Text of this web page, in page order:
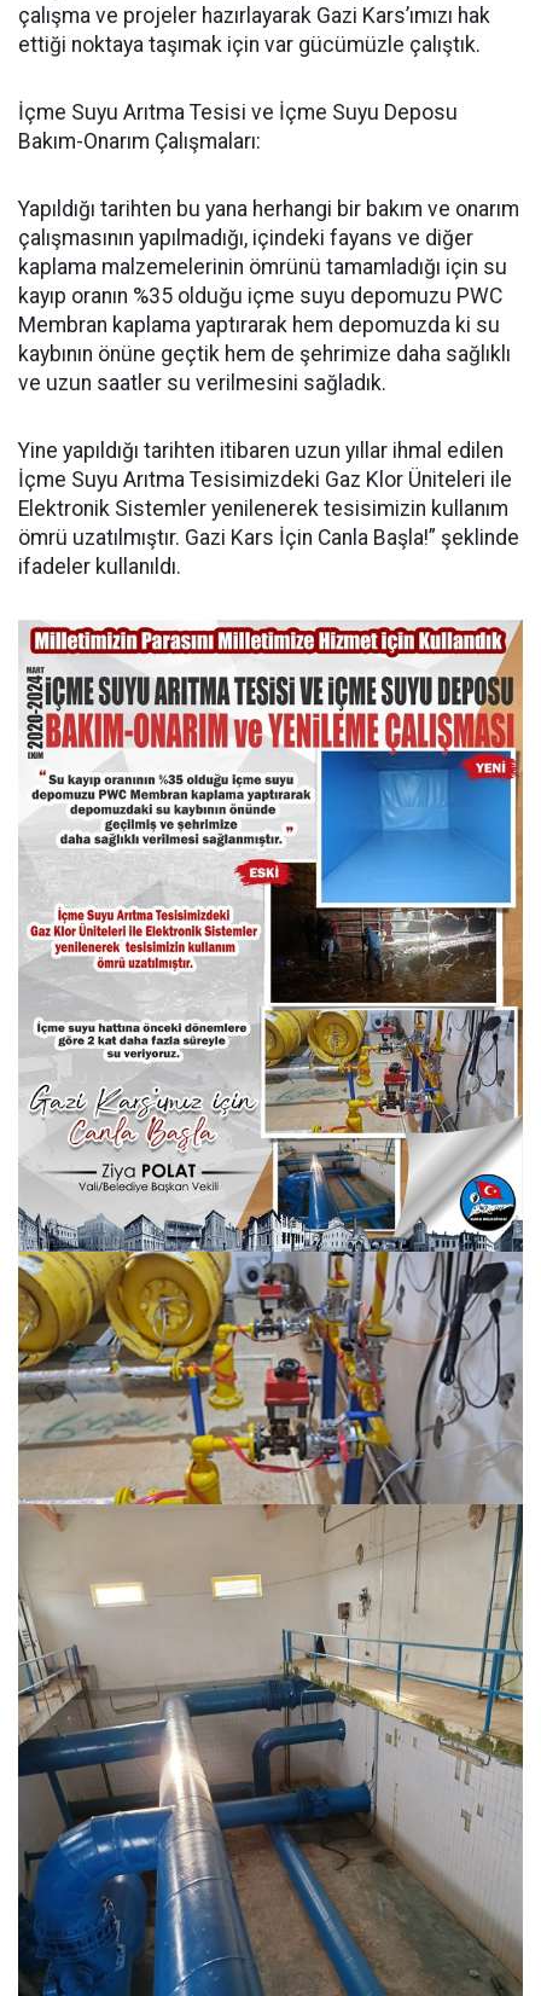
çalışma ve projeler hazırlayarak Gazi Kars’ımızı hak
ettiği noktaya taşımak için var gücümüzle çalıştık.
İçme Suyu Arıtma Tesisi ve İçme Suyu Deposu
Bakım-Onarım Çalışmaları:
Yapıldığı tarihten bu yana herhangi bir bakım ve onarım
çalışmasının yapılmadığı, içindeki fayans ve diğer
kaplama malzemelerinin ömrünü tamamladığı için su
kayıp oranın %35 olduğu içme suyu depomuzu PWC
Membran kaplama yaptırarak hem depomuzda ki su
kaybının önüne geçtik hem de şehrimize daha sağlıklı
ve uzun saatler su verilmesini sağladık.
Yine yapıldığı tarihten itibaren uzun yıllar ihmal edilen
İçme Suyu Arıtma Tesisimizdeki Gaz Klor Üniteleri ile
Elektronik Sistemler yenilenerek tesisimizin kullanım
ömrü uzatılmıştır. Gazi Kars İçin Canla Başla!” şeklinde
ifadeler kullanıldı.